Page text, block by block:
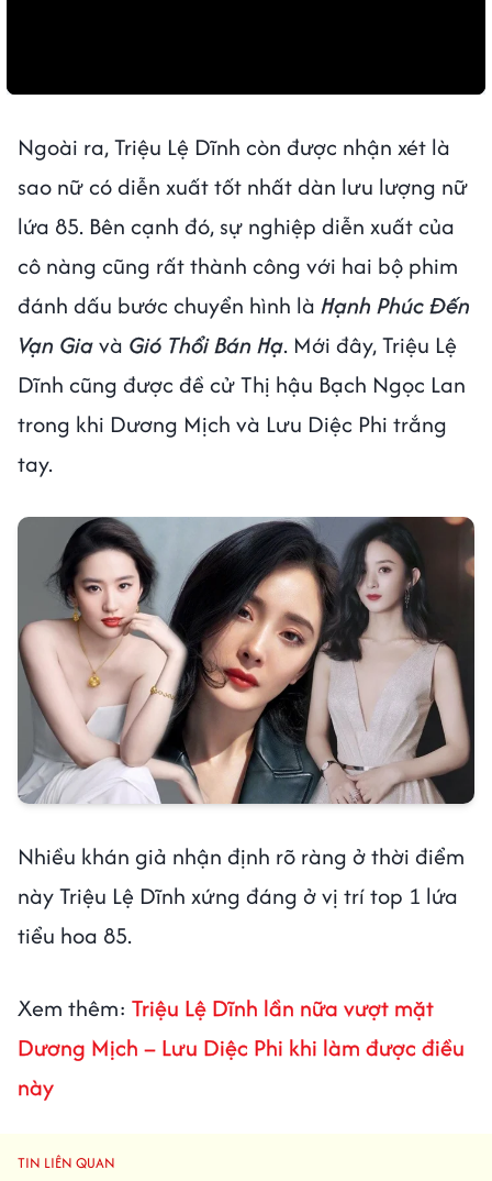
Ngoài ra, Triệu Lệ Dĩnh còn được nhận xét là
sao nữ có diễn xuất tốt nhất dàn lưu lượng nữ
lứa 85. Bên cạnh đó, sự nghiệp diễn xuất của
cô nàng cũng rất thành công với hai bộ phim
đánh dấu bước chuyển hình là Hạnh Phúc Đến
Vạn Giavà Gió Thổi Bán Hạ. Mới đây, Triệu Lệ
Dĩnh cũng được đề cử Thị hậu Bạch Ngọc Lan
trong khi Dương Mịch và Lưu Diệc Phi trắng
tay.
Nhiều khán giả nhận định rõ ràng ở thời điểm
này Triệu Lệ Dĩnh xứng đáng ở vị trí top 1 lứa
tiểu hoa 85.
Xem thêm: Triệu Lệ Dĩnh lần nữa vượt mặt
Dương Mịch – Lưu Diệc Phi khi làm được điều
này
TIN LIÊN QUAN